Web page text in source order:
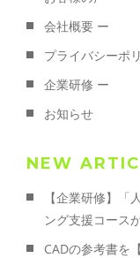
会社概要 ー
プライバシーポ
企業研修 ー
お知らせ
NEW
【企業研修】「
ング支援コース
CADの参考書を